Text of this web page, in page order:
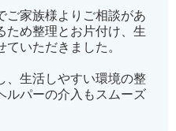
ご家族様よりご相談があ
ため整理とお片付け、生
いただきました。
、生活しやすい環境の整
ルパーの介入もスムーズ